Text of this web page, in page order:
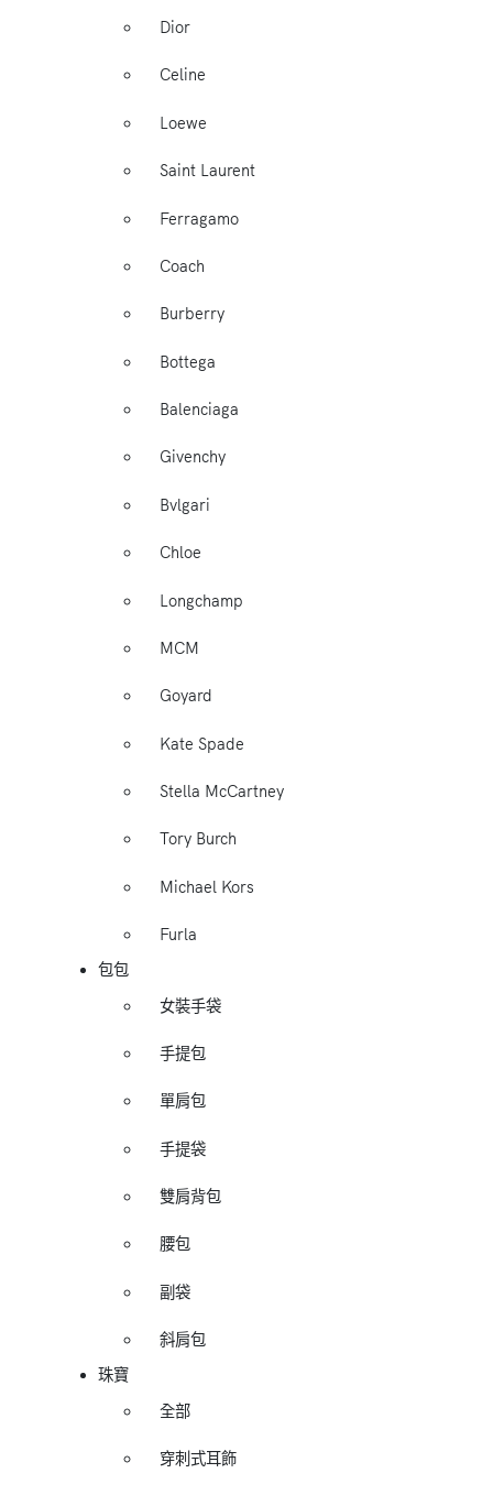
Dior
Celine
Loewe
Saint Laurent
Ferragamo
Coach
Burberry
Bottega
Balenciaga
Givenchy
Bvlgari
Chloe
Longchamp
MCM
Goyard
Kate Spade
Stella McCartney
Tory Burch
Michael Kors
Furla
包包
女裝手袋
手提包
單肩包
手提袋
雙肩背包
腰包
副袋
斜肩包
珠寶
全部
穿刺式耳飾